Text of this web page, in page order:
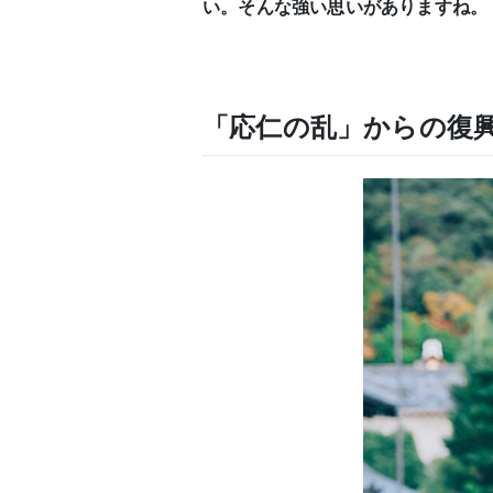
い。そんな強い思いがありますね。
「応仁の乱」からの復